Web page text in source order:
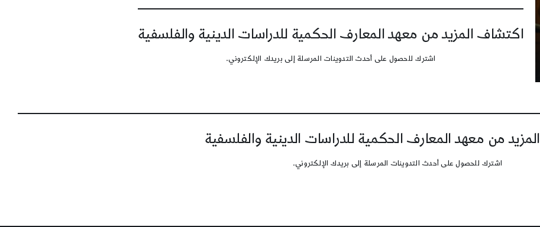
اكتشاف المزيد من معهد المعارف الحكمية للدراسات الدينية والفلسفية
اشترك للحصول على أحدث التدوينات المرسلة إلى بريدك الإلكتروني.
من معهد المعارف الحكمية للدراسات الدينية والفلسفية
اشترك للحصول على أحدث التدوينات المرسلة إلى بريدك الإلكتروني.